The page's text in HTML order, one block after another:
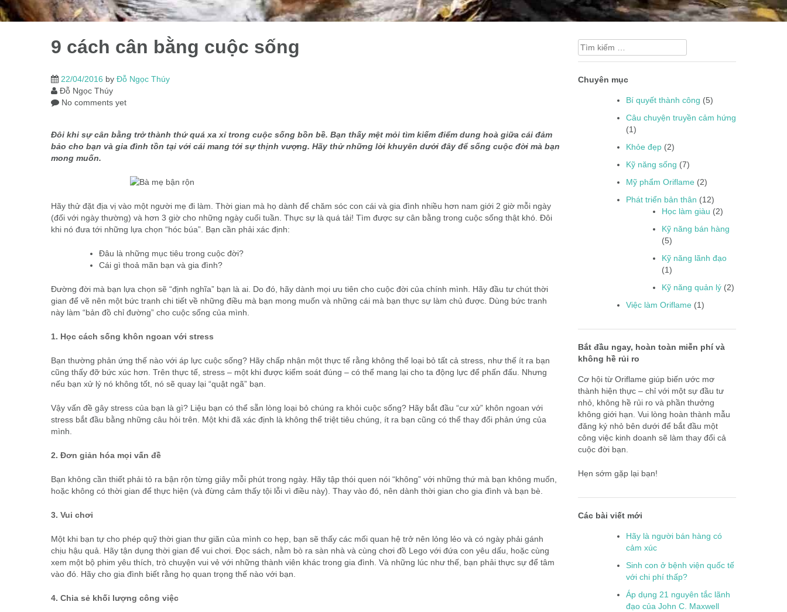
9 cách cân bằng cuộc sống
22/04/2016 by Đỗ Ngọc Thúy
Đỗ Ngọc Thúy
No comments yet
Đôi khi sự cân bằng trở thành thứ quá xa xỉ trong cuộc sống bồn bề. Bạn thấy mệt mỏi tìm kiếm điểm dung hoà giữa cái đảm
bảo cho bạn và gia đình tồn tại với cái mang tới sự thịnh vượng. Hãy thử những lời khuyên dưới đây để sống cuộc đời mà bạn
mong muốn.
Hãy thử đặt địa vị vào một người mẹ đi làm. Thời gian mà họ dành để chăm sóc con cái và gia đình nhiều hơn nam giới 2 giờ mỗi ngày
(đối với ngày thường) và hơn 3 giờ cho những ngày cuối tuần. Thực sự là quá tải! Tìm được sự cân bằng trong cuộc sống thật khó. Đôi
khi nó đưa tới những lựa chọn “hóc búa”. Bạn cần phải xác định:
Đâu là những mục tiêu trong cuộc đời?
Cái gì thoả mãn bạn và gia đình?
Đường đời mà bạn lựa chọn sẽ “định nghĩa” bạn là ai. Do đó, hãy dành mọi ưu tiên cho cuộc đời của chính mình. Hãy đầu tư chút thời
gian để vẽ nên một bức tranh chi tiết về những điều mà bạn mong muốn và những cái mà bạn thực sự làm chủ được. Dùng bức tranh
này làm “bản đồ chỉ đường” cho cuộc sống của mình.
1. Học cách sống khôn ngoan với stress
Bạn thường phản ứng thế nào với áp lực cuộc sống? Hãy chấp nhận một thực tế rằng không thể loại bỏ tất cả stress, như thế ít ra bạn
cũng thấy đỡ bức xúc hơn. Trên thực tế, stress – một khi được kiểm soát đúng – có thể mang lại cho ta động lực để phấn đấu. Nhưng
nếu bạn xử lý nó không tốt, nó sẽ quay lại “quật ngã” bạn.
Vậy vấn đề gây stress của bạn là gì? Liệu bạn có thể sẵn lòng loại bỏ chúng ra khỏi cuộc sống? Hãy bắt đầu “cư xử” khôn ngoan với
stress bắt đầu bằng những câu hỏi trên. Một khi đã xác định là không thể triệt tiêu chúng, ít ra bạn cũng có thể thay đổi phản ứng của
mình.
2. Đơn giản hóa mọi vấn đề
Bạn không cần thiết phải tỏ ra bận rộn từng giây mỗi phút trong ngày. Hãy tập thói quen nói “không” với những thứ mà bạn không muốn,
hoặc không có thời gian để thực hiện (và đừng cảm thấy tội lỗi vì điều này). Thay vào đó, nên dành thời gian cho gia đình và bạn bè.
3. Vui chơi
Một khi bạn tự cho phép quỹ thời gian thư giãn của mình co hẹp, bạn sẽ thấy các mối quan hệ trở nên lỏng lẻo và có ngày phải gánh
chịu hậu quả. Hãy tận dụng thời gian để vui chơi. Đọc sách, nằm bò ra sàn nhà và cùng chơi đồ Lego với đứa con yêu dấu, hoặc cùng
xem một bộ phim yêu thích, trò chuyện vui vẻ với những thành viên khác trong gia đình. Và những lúc như thế, bạn phải thực sự để tâm
vào đó. Hãy cho gia đình biết rằng họ quan trọng thế nào với bạn.
4. Chia sẻ khối lượng công việc
Tìm
kiếm
Chuyên mục
Bí quyết thành công (5)
Câu chuyện truyền cảm hứng
(1)
Khỏe đẹp (2)
Kỹ năng sống (7)
Mỹ phẩm Oriflame (2)
Phát triển bản thân (12)
Học làm giàu (2)
Kỹ năng bán hàng
(5)
Kỹ năng lãnh đạo
(1)
Kỹ năng quản lý (2)
Việc làm Oriflame (1)
Bắt đầu ngay, hoàn toàn miễn phí và
không hề rủi ro
Cơ hội từ Oriflame giúp biến ước mơ
thành hiện thực – chỉ với một sự đầu tư
nhỏ, không hề rủi ro và phần thưởng
không giới hạn. Vui lòng hoàn thành mẫu
đăng ký nhỏ bên dưới để bắt đầu một
công việc kinh doanh sẽ làm thay đổi cả
cuộc đời bạn.
Hẹn sớm gặp lại bạn!
Các bài viết mới
Hãy là người bán hàng có
cảm xúc
Sinh con ở bệnh viện quốc tế
với chi phí thấp?
Áp dụng 21 nguyên tắc lãnh
đạo của John C. Maxwell